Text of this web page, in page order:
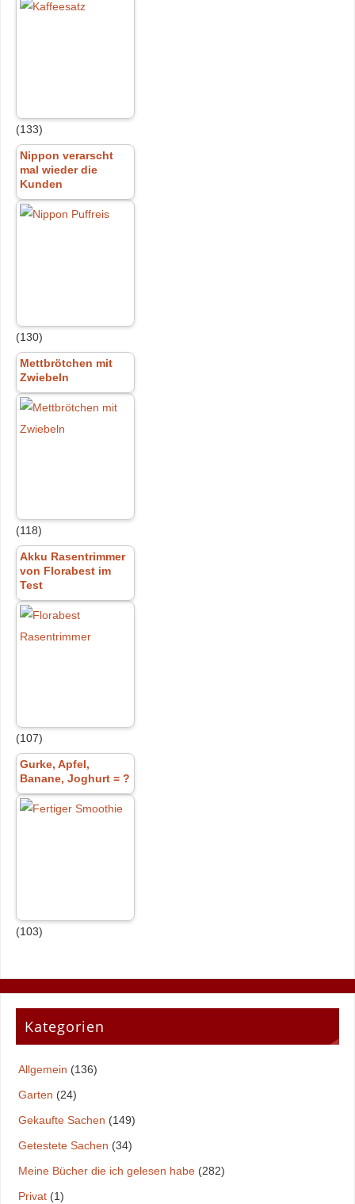
(133)
Nippon verarscht
mal wieder die
Kunden
(130)
Mettbrötchen mit
Zwiebeln
(118)
Akku Rasentrimmer
von Florabest im
Test
(107)
Gurke, Apfel,
Banane, Joghurt = ?
(103)
Kategorien
Allgemein (136)
Garten (24)
Gekaufte Sachen (149)
Getestete Sachen (34)
Meine Bücher die ich gelesen habe(282)
Privat(1)